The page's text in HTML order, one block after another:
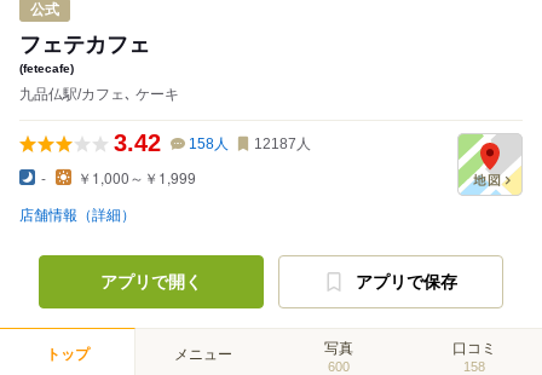
公式
フェテカフェ
(fetecafe)
九品仏駅/カフェ､ ケーキ
3.42 158人 12187 人
- ￥1,000～￥1,999
店舗情報（詳細）
アプリで開く アプリで保存
トップ メニュー 写真
600
口コミ
158